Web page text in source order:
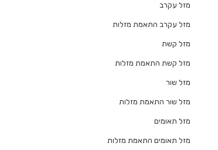
מזל עקרב
מזל עקרב התאמת מזלות
מזל קשת
מזל קשת התאמת מזלות
מזל שור
מזל שור התאמת מזלות
מזל תאומים
מזל תאומים התאמת מזלות